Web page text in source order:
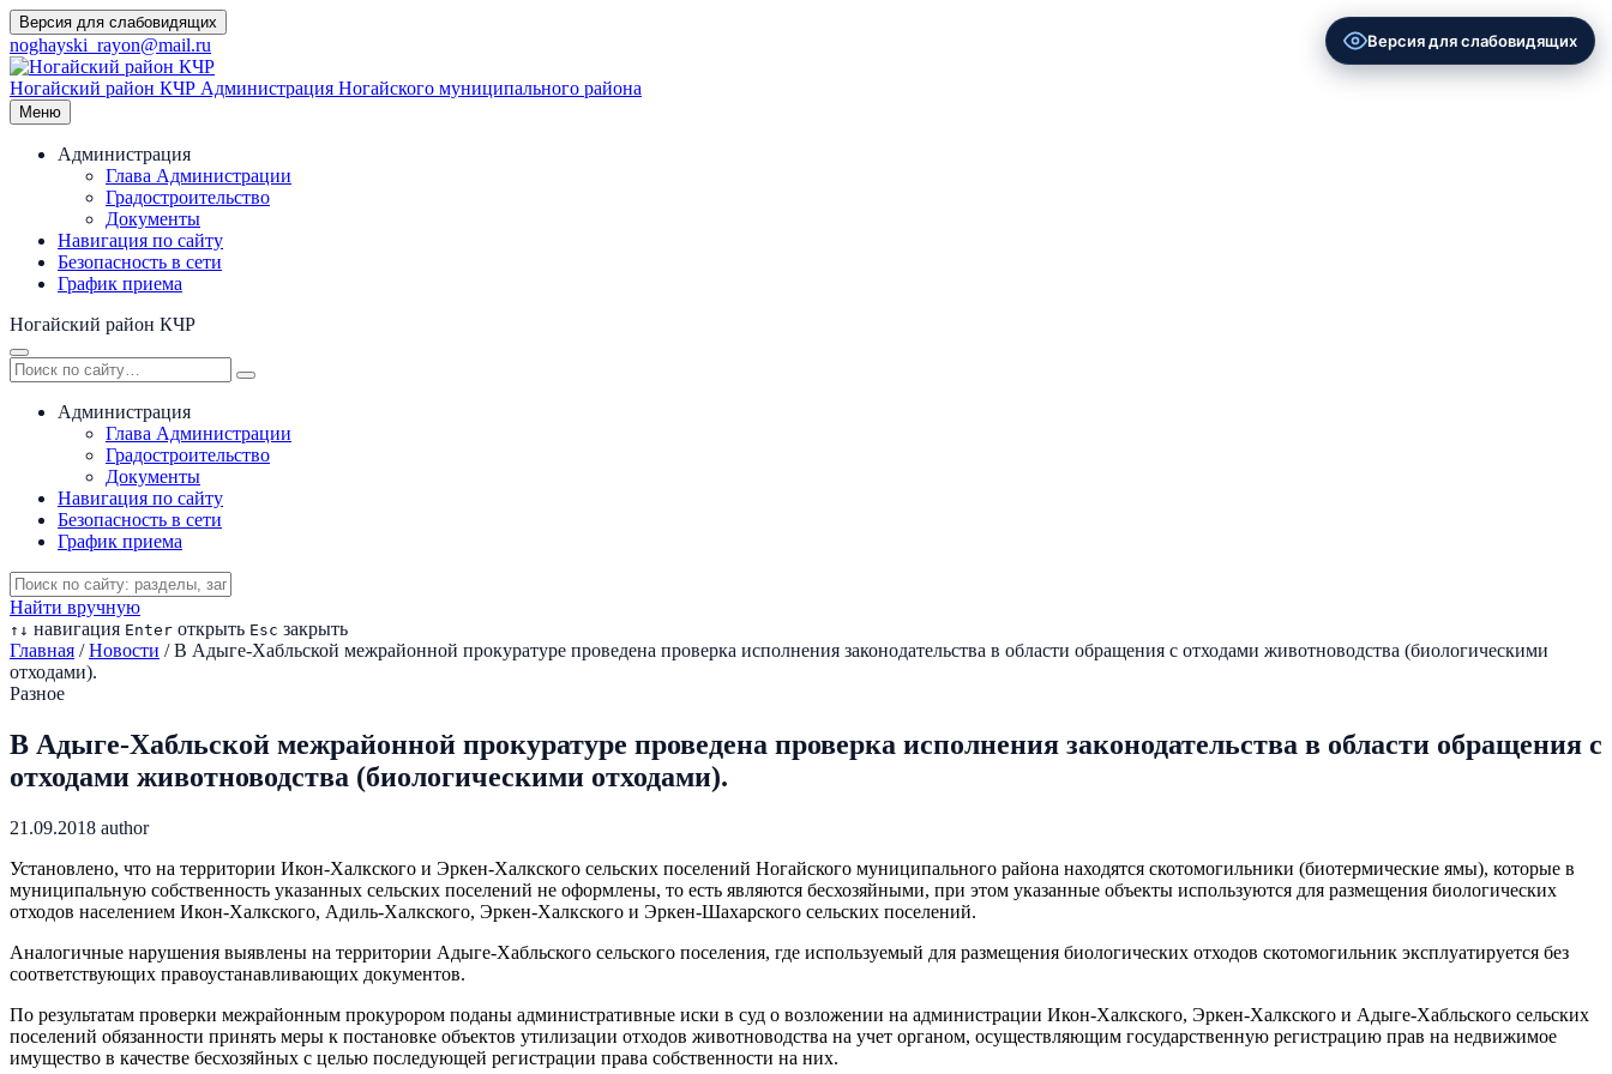
Перейти
к
содержимому
Версия для слабовидящих
noghayski_rayon@mail.ru
Ногайский район КЧР Администрация Ногайского муниципального района
Меню
Администрация
Глава Администрации
Градостроительство
Документы
Навигация по сайту
Безопасность в сети
График приема
Ногайский район КЧР
Администрация
Глава Администрации
Градостроительство
Документы
Навигация по сайту
Безопасность в сети
График приема
Найти вручную
↑ ↓ навигация Enter открыть Esc закрыть
Главная / Новости / В Адыге-Хабльской межрайонной прокуратуре проведена проверка исполнения законодательства в области обращения с отходами животноводства (биологическими
отходами).
Разное
В Адыге-Хабльской межрайонной прокуратуре проведена проверка исполнения законодательства в области обращения с
отходами животноводства (биологическими отходами).
21.09.2018 author
Установлено, что на территории Икон-Халкского и Эркен-Халкского сельских поселений Ногайского муниципального района находятся скотомогильники (биотермические ямы), которые в
муниципальную собственность указанных сельских поселений не оформлены, то есть являются бесхозяйными, при этом указанные объекты используются для размещения биологических
отходов населением Икон-Халкского, Адиль-Халкского, Эркен-Халкского и Эркен-Шахарского сельских поселений.
Аналогичные нарушения выявлены на территории Адыге-Хабльского сельского поселения, где используемый для размещения биологических отходов скотомогильник эксплуатируется без
соответствующих правоустанавливающих документов.
По результатам проверки межрайонным прокурором поданы административные иски в суд о возложении на администрации Икон-Халкского, Эркен-Халкского и Адыге-Хабльского сельских
поселений обязанности принять меры к постановке объектов утилизации отходов животноводства на учет органом, осуществляющим государственную регистрацию прав на недвижимое
имущество в качестве бесхозяйных с целью последующей регистрации права собственности на них.
Версия для слабовидящих